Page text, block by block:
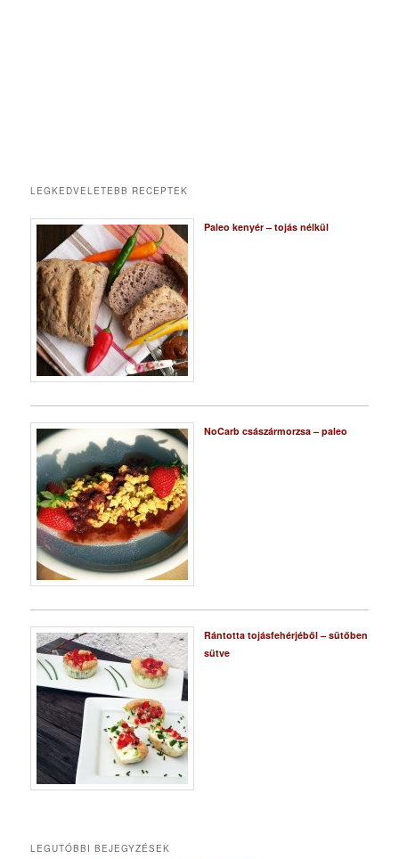
LEGKEDVELETEBB RECEPTEK
Paleo kenyér – tojás nélkül
NoCarb császármorzsa – paleo
Rántotta tojásfehérjéből – sütőben
sütve
LEGUTÓBBI BEJEGYZÉSEK